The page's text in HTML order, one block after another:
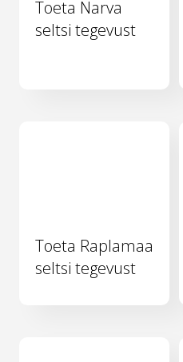
Toeta Narva
seltsi tegevust
Toeta Raplamaa
seltsi tegevust